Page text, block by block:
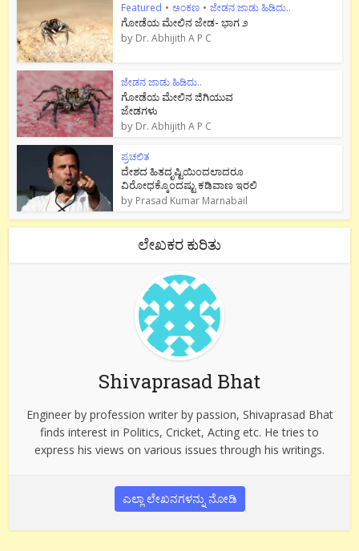
Featured • ಅಂಕಣ • ಜೇಡನ ಜಾಡು ಹಿಡಿದು..
ಗೋಡೆಯ ಮೇಲಿನ ಜೇಡ- ಭಾಗ ೨
by Dr. Abhijith A P C
ಜೇಡನ ಜಾಡು ಹಿಡಿದು..
ಗೋಡೆಯ ಮೇಲಿನ ಜಿಗಿಯುವ
ಜೇಡಗಳು
by Dr. Abhijith A P C
ಪ್ರಚಲಿತ
ದೇಶದ ಹಿತದೃಷ್ಟಿಯಿಂದಲಾದರೂ
ವಿರೋಧಕ್ಕೊಂದಷ್ಟು ಕಡಿವಾಣ ಇರಲಿ
by Prasad Kumar Marnabail
ಲೇಖಕರ ಕುರಿತು
Shivaprasad Bhat
Engineer by profession writer by passion, Shivaprasad Bhat
finds interest in Politics, Cricket, Acting etc. He tries to
express his views on various issues through his writings.
ಎಲ್ಲಾ ಲೇಖನಗಳನ್ನು ನೋಡಿ